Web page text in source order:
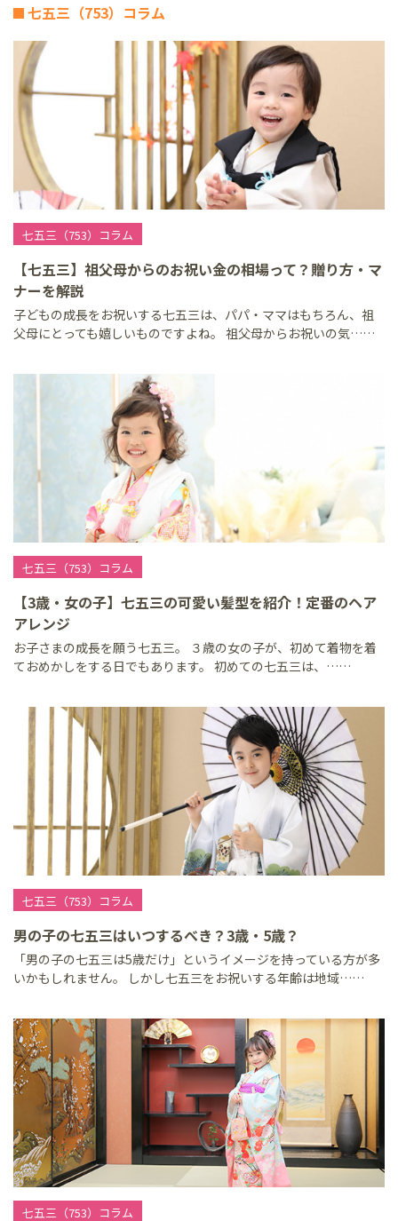
七五三（753）コラム
七五三（753）コラム
【七五三】祖父母からのお祝い金の相場って？贈り方・マ
ナーを解説
子どもの成長をお祝いする七五三は、パパ・ママはもちろん、祖
父母にとっても嬉しいものですよね。 祖父母からお祝いの気……
七五三（753）コラム
【3歳・女の子】七五三の可愛い髪型を紹介！定番のヘア
アレンジ
お子さまの成長を願う七五三。 ３歳の女の子が、初めて着物を着
ておめかしをする日でもあります。 初めての七五三は、……
七五三（753）コラム
男の子の七五三はいつするべき？3歳・5歳？
「男の子の七五三は5歳だけ」というイメージを持っている方が多
いかもしれません。 しかし七五三をお祝いする年齢は地域……
七五三（753）コラム